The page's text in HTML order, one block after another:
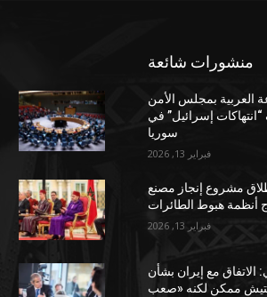
منشورات شائعة
العربية بمجلس الأمن
إسرائيل” في
سوريا
فبراير 13, 2026
مشروع إنجاز مصنع
أنظمة هبوط الطائرات
فبراير 13, 2026
مع إيران بشأن
ممكن لكنه «صعب